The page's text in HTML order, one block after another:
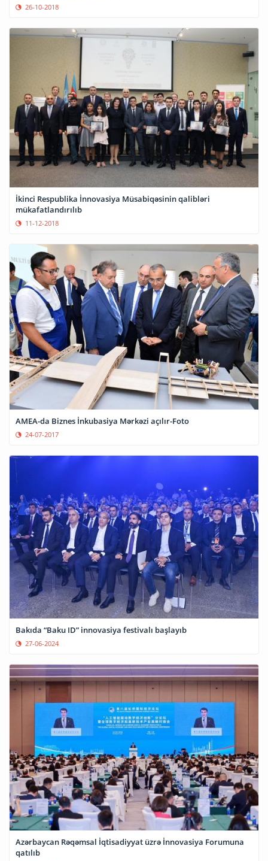
26-10-2018
İkinci Respublika İnnovasiya Müsabiqəsinin qalibləri
mükafatlandırılıb
11-12-2018
AMEA-da Biznes İnkubasiya Mərkəzi açılır-Foto
24-07-2017
Bakıda “Baku ID” innovasiya festivalı başlayıb
27-06-2024
Azərbaycan Rəqəmsal İqtisadiyyat üzrə İnnovasiya Forumuna
qatılıb